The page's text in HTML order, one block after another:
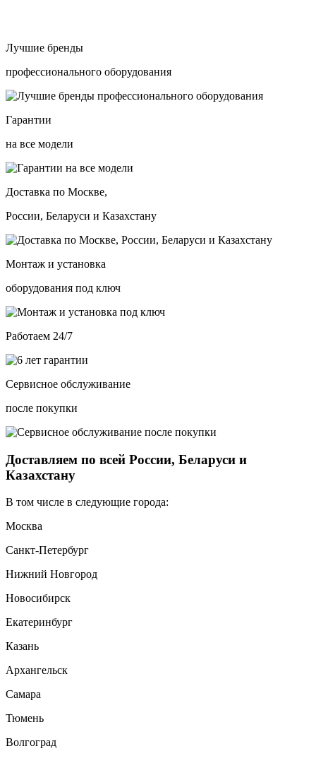
Лучшие бренды
профессионального оборудования
Гарантии
на все модели
Доставка по Москве,
России, Беларуси и Казахстану
Монтаж и установка
оборудования под ключ
Работаем 24/7
Сервисное обслуживание
после покупки
Доставляем по всей России, Беларуси и
Казахстану
В том числе в следующие города:
Москва
Санкт-Петербург
Нижний Новгород
Новосибирск
Екатеринбург
Казань
Архангельск
Самара
Тюмень
Волгоград